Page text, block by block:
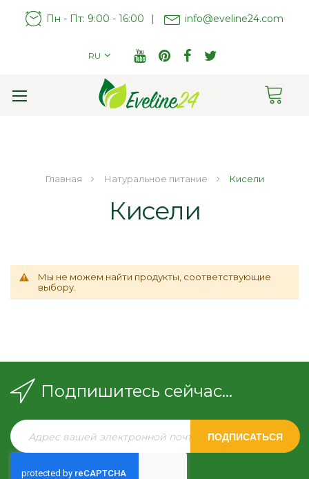
Пн - Пт: 9:00 - 16:00 | info@eveline24.com
RU
Главная Натуральное питание Кисели
Кисели
Мы не можем найти продукты, соответствующие
выбору.
Подпишитесь сейчас...
ПОДПИСАТЬСЯ